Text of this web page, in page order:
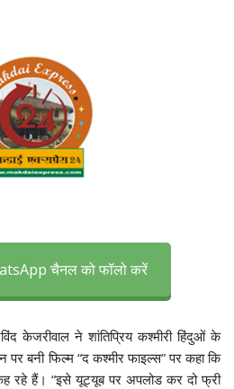
चैनल को फॉलो करें
केजरीवाल ने शांतिप्रिय कश्मीरी हिंदुओं के
बनी फिल्म “द कश्मीर फाइल्स” पर कहा कि
रहे हैं। “इसे यूट्यूब पर अपलोड कर दो फ्री